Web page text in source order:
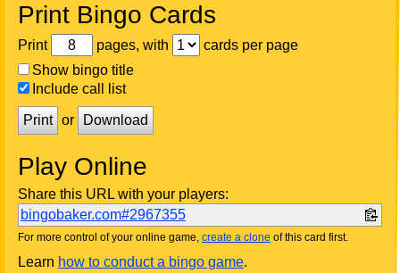
Print Bingo Cards
Print pages, with
cards per page
Show bingo title
Include call list
Print or Download
Play Online
Share this URL with your players:
bingobaker.com#2967355
For more control of your online game, create a clone of this card first.
Learn how to conduct a bingo game.